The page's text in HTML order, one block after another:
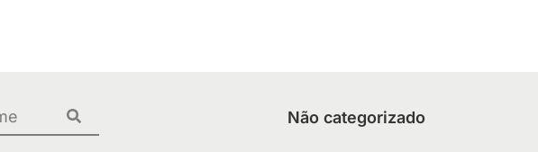
Não categorizado